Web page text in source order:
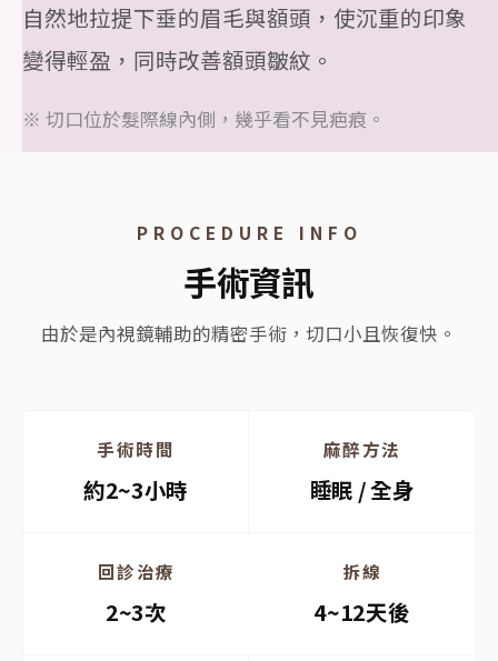
自然地拉提下垂的眉毛與額頭，使沉重的印象
變得輕盈，同時改善額頭皺紋。
※ 切口位於髮際線內側，幾乎看不見疤痕。
PROCEDURE INFO
手術資訊
由於是內視鏡輔助的精密手術，切口小且恢復快。
手術時間
約2~3小時
麻醉方法
睡眠 / 全身
回診治療
2~3次
拆線
4~12天後